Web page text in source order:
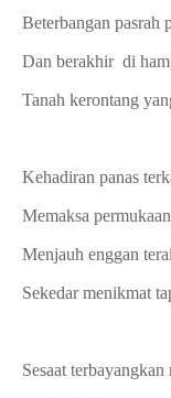
Beterbangan pasrah
Dan berakhir di
Tanah kerontang
Kehadiran panas
Memaksa
Menjauh enggan
Sekedar menikmat
Sesaat